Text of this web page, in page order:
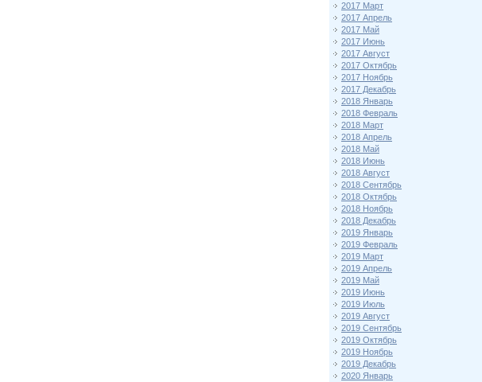
2017 Март
2017 Апрель
2017 Май
2017 Июнь
2017 Август
2017 Октябрь
2017 Ноябрь
2017 Декабрь
2018 Январь
2018 Февраль
2018 Март
2018 Апрель
2018 Май
2018 Июнь
2018 Август
2018 Сентябрь
2018 Октябрь
2018 Ноябрь
2018 Декабрь
2019 Январь
2019 Февраль
2019 Март
2019 Апрель
2019 Май
2019 Июнь
2019 Июль
2019 Август
2019 Сентябрь
2019 Октябрь
2019 Ноябрь
2019 Декабрь
2020 Январь